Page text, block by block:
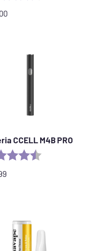
CCELL M4B PRO